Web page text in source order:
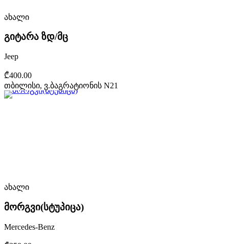
ახალი
გიტარა ზდ/მც
Jeep
₾400.00
თბილისი, ვ.ბაგრატიონის N21
ახალი
მორგვი(სტუპიცა)
Mercedes-Benz